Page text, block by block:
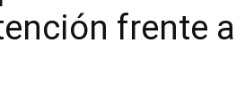
frente a